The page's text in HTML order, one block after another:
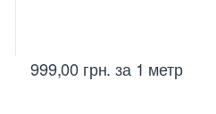
999,00 грн. за 1 метр